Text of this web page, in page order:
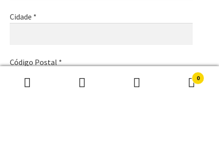
Pesquisar
Pesquisa
0
Cidade *
Código Postal *